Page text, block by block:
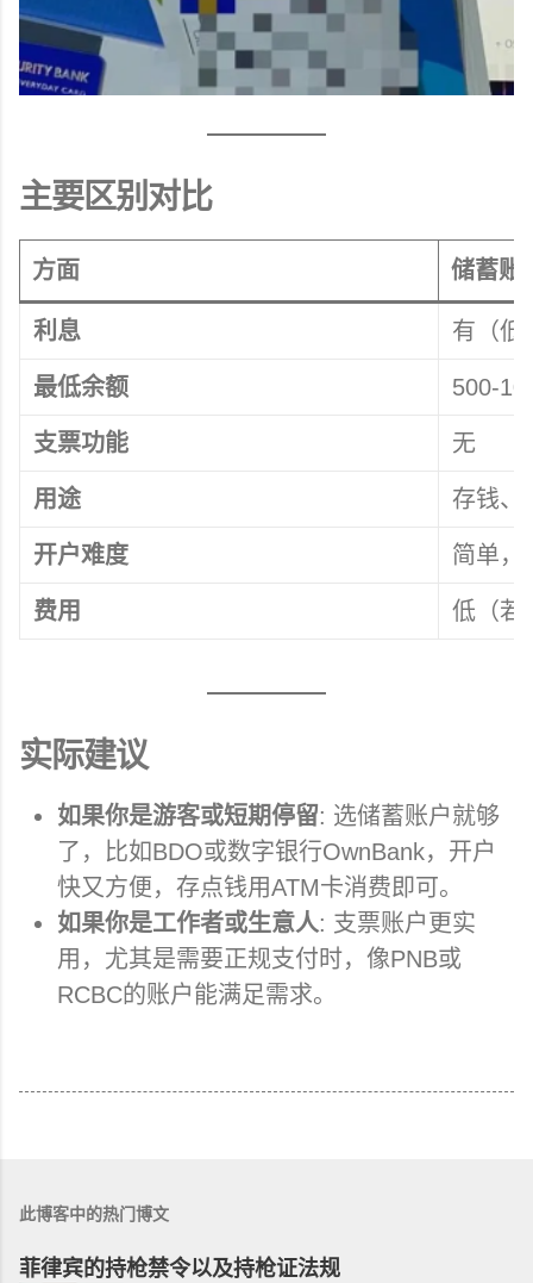
主要区别对比
方面 储蓄账
利息 有（低
最低余额 500-
支票功能 无
用途 存钱、
开户难度 简单，
费用 低（若
实际建议
如果你是游客或短期停留: 选储蓄账户就够
了，比如BDO或数字银行OwnBank，开户
快又方便，存点钱用ATM卡消费即可。
如果你是工作者或生意人: 支票账户更实
用，尤其是需要正规支付时，像PNB或
RCBC的账户能满足需求。
此博客中的热门博文
菲律宾的持枪禁令以及持枪证法规